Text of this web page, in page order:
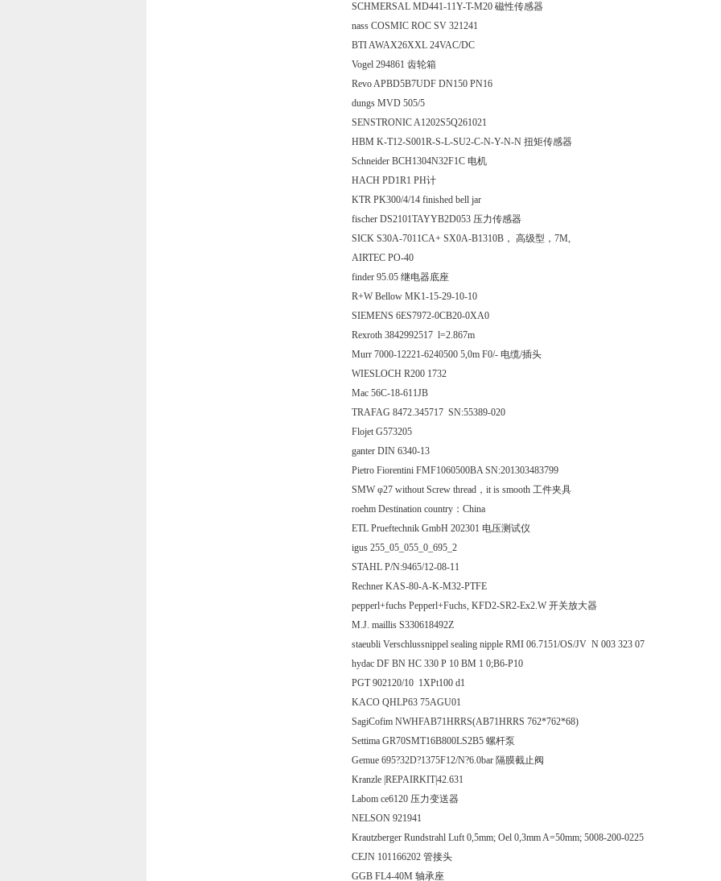
SCHMERSAL MD441-11Y-T-M20 磁性传感器
nass COSMIC ROC SV 321241
BTI AWAX26XXL 24VAC/DC
Vogel 294861 齿轮箱
Revo APBD5B7UDF DN150 PN16
dungs MVD 505/5
SENSTRONIC A1202S5Q261021
HBM K-T12-S001R-S-L-SU2-C-N-Y-N-N 扭矩传感器
Schneider BCH1304N32F1C 电机
HACH PD1R1 PH计
KTR PK300/4/14 finished bell jar
fischer DS2101TAYYB2D053 压力传感器
SICK S30A-7011CA+ SX0A-B1310B， 高级型，7M,
AIRTEC PO-40
finder 95.05 继电器底座
R+W Bellow MK1-15-29-10-10
SIEMENS 6ES7972-0CB20-0XA0
Rexroth 3842992517 l=2.867m
Murr 7000-12221-6240500 5,0m F0/- 电缆/插头
WIESLOCH R200 1732
Mac 56C-18-611JB
TRAFAG 8472.345717 SN:55389-020
Flojet G573205
ganter DIN 6340-13
Pietro Fiorentini FMF1060500BA SN:201303483799
SMW φ27 without Screw thread，it is smooth 工件夹具
roehm Destination country：China
ETL Prueftechnik GmbH 202301 电压测试仪
igus 255_05_055_0_695_2
STAHL P/N:9465/12-08-11
Rechner KAS-80-A-K-M32-PTFE
pepperl+fuchs Pepperl+Fuchs, KFD2-SR2-Ex2.W 开关放大器
M.J. maillis S330618492Z
staeubli Verschlussnippel sealing nipple RMI 06.7151/OS/JV N 003 323 07
hydac DF BN HC 330 P 10 BM 1 0;B6-P10
PGT 902120/10 1XPt100 d1
KACO QHLP63 75AGU01
SagiCofim NWHFAB71HRRS(AB71HRRS 762*762*68)
Settima GR70SMT16B800LS2B5 螺杆泵
Gemue 695?32D?1375F12/N?6.0bar 隔膜截止阀
Kranzle |REPAIRKIT|42.631
Labom ce6120 压力变送器
NELSON 921941
Krautzberger Rundstrahl Luft 0,5mm; Oel 0,3mm A=50mm; 5008-200-0225
CEJN 101166202 管接头
GGB FL4-40M 轴承座